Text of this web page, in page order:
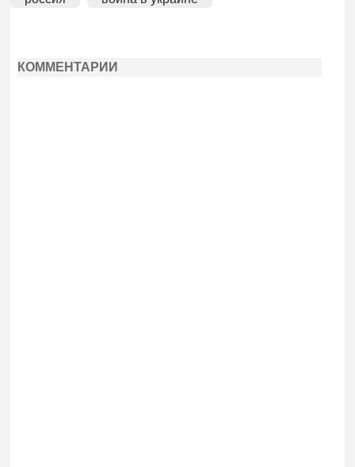
КОММЕНТАРИИ